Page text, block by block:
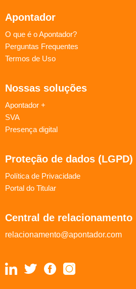
Apontador
O que é o Apontador?
Perguntas Frequentes
Termos de Uso
Nossas soluções
Apontador +
SVA
Presença digital
Proteção de dados (LGPD)
Política de Privacidade
Portal do Titular
Central de relacionamento
relacionamento@apontador.com